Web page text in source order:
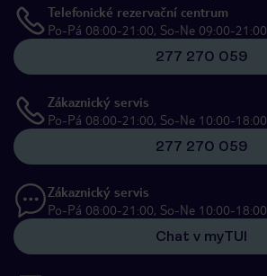
Telefonické rezervační centrum
Po-Pá 08:00-21:00, So-Ne 09:00-21:00
277 270 059
Zákaznický servis
Po-Pá 08:00-21:00, So-Ne 10:00-18:00
277 270 059
Zákaznický servis
Po-Pá 08:00-21:00, So-Ne 10:00-18:00
Chat v myTUI